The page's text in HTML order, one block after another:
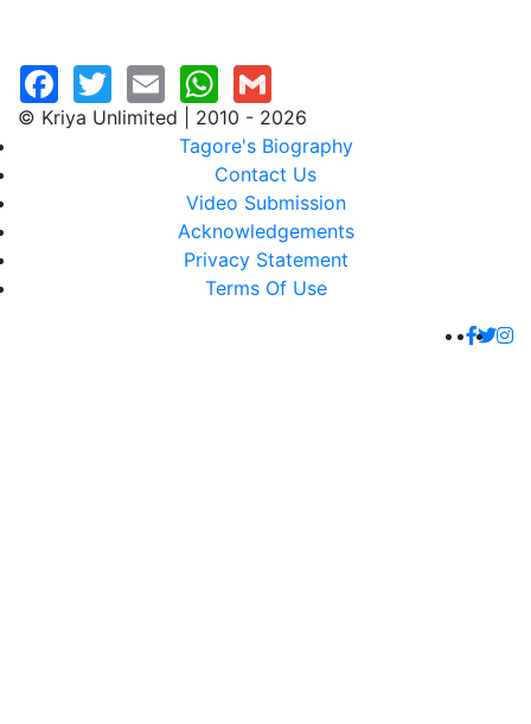
© Kriya Unlimited | 2010 - 2026
Tagore's Biography
Contact Us
Video Submission
Acknowledgements
Privacy Statement
Terms Of Use